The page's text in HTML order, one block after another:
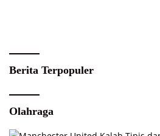
Berita Terpopuler
Olahraga